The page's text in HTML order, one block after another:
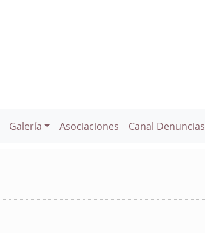
Galería Asociaciones Canal Denuncias